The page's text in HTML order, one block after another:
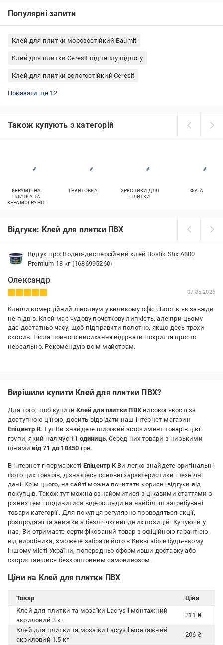
Популярні запити
Клей для плитки морозостійкий Baumit
Клей для плитки Ceresit під теплу підлогу
Клей для плитки вологостійкий Ceresit
Клей для плитки морозостійкий Cercol
Клей для плитки морозостійкий Lacrysil
Клей для плитки Alpol 25 кг
Клей для плитки Master ® 25 кг
Клей для плитки BauGut 25 кг
Клей для плитки Ceresit 5 кг
Готовий клей для керамічної плитки
Клей для плитки Ферозит 5 кг
Клей для плитки Ферозит 25 кг
Клей для плитки морозостійкий Polimin
Морозостійкий клей для керамічної плитки
Клей для плитки Момент 25 кг
Показати ще 12
Також купують з категорій
КЕРАМІЧНА
ПЛИТКА ТА
КЕРАМОГРАНІТ
ҐРУНТОВКА
ХРЕСТИКИ ДЛЯ
ПЛИТКИ
ФУГА
Відгуки: Клей для плитки ПВХ
Відгук про: Водно-дисперсійний клей Bostik Stix A800
Premium 18 кг (1686995260)
Олександр
07.05.2026
Клеїли комерційний лінолеум у великому офісі. Бостік як завжди
не підвів. Клей має чудову початкову липкість, але при цьому
дає достатньо часу, щоб підправити полотно, якщо десь трохи
скосив. Після повного висихання відірвати покриття просто
нереально. Рекомендую всім майстрам.
Вирішили купити Клей для плитки ПВХ?
Для того, щоб купитиКлей для плитки ПВХ високої якості за
доступною ціною, досить відвідати наш інтернет-магазин
Епіцентр К. Тут Ви знайдете широкий асортимент товарів цієї
групи, який налічує 11 одиниць. Серед них товари з низькими
цінамивід 71 до 10450 грн.
В інтернет-гіпермаркеті Епіцентр КВи легко знайдете оригінальні
фото цих товарів, дізнаєтеся основні характеристики і технічні
дані. Крім цього, на сайті можна почитати корисні відгуки від
покупців. Також тут можна ознайомитися з цікавими статтями з
різних тем і подивитися відеоогляди на найбільш затребувані
товари категорії . Для покупця регулярно проводяться акції,
розпродажі та знижки з безліччю вигідних позицій. Купуючи у
нас, Ви отримаєте сертифікований товар з офіційною гарантією
від виробника, зможете забрати його в Києві або в будь-якому
іншому місті України, попередньо оформивши доставку або
скориставшися безкоштовним самовивозом.
Ціни на Клей для плитки ПВХ
Товар
Ціна
Клей для плитки та мозаїки Lacrysil монтажний
акриловий 3 кг
311 ₴
Клей для плитки та мозаїки Lacrysil монтажний
акриловий 1,5 кг
206 ₴